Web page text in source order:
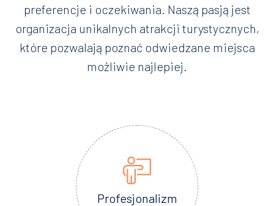
preferencje i oczekiwania. Naszą pasją jest
organizacja unikalnych atrakcji turystycznych,
które pozwalają poznać odwiedzane miejsca
możliwie najlepiej.
Profesjonalizm